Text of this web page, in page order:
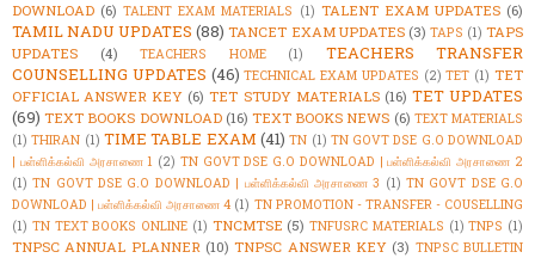
DOWNLOAD (6) TALENT EXAM MATERIALS (1) TALENT EXAM UPDATES (6)
TAMIL NADU UPDATES (88) TANCET EXAM UPDATES (3) TAPS (1) TAPS
UPDATES
(4) TEACHERS HOME (1)
TEACHERS TRANSFER
COUNSELLING UPDATES (46) TECHNICAL EXAM UPDATES (2) TET (1) TET
OFFICIAL ANSWER KEY (6) TET STUDY MATERIALS (16) TET UPDATES
(69) TEXT BOOKS DOWNLOAD (16) TEXT BOOKS NEWS (6) TEXT MATERIALS
(1) THIRAN (1) TIME TABLE EXAM (41) TN (1) TN GOVT DSE G.O DOWNLOAD
| பள்ளிக்கல்வி அரசாணை 1 (2) TN GOVT DSE G.O DOWNLOAD | பள்ளிக்கல்வி அரசாணை 2
(1) TN GOVT DSE G.O DOWNLOAD | பள்ளிக்கல்வி அரசாணை 3 (1) TN GOVT DSE G.O
DOWNLOAD | பள்ளிக்கல்வி அரசாணை 4 (1) TN PROMOTION - TRANSFER - COUSELLING
(1) TN TEXT BOOKS ONLINE (1) TNCMTSE (5) TNFUSRC MATERIALS (1) TNPS (1)
TNPSC ANNUAL PLANNER (10) TNPSC ANSWER KEY (3) TNPSC BULLETIN